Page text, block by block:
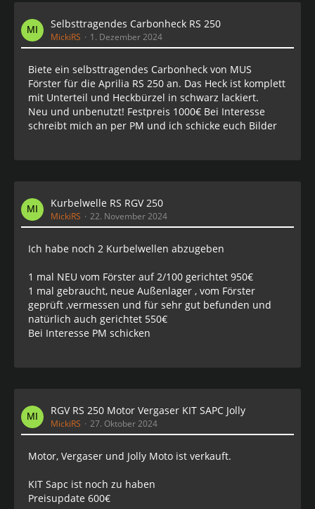
Selbsttragendes Carbonheck RS 250
MickiRS 1. Dezember 2024
Biete ein selbsttragendes Carbonheck von MUS
Förster für die Aprilia RS 250 an. Das Heck ist komplett
mit Unterteil und Heckbürzel in schwarz lackiert.
Neu und unbenutzt! Festpreis 1000€ Bei Interesse
schreibt mich an per PM und ich schicke euch Bilder
Kurbelwelle RS RGV 250
MickiRS 22. November 2024
Ich habe noch 2 Kurbelwellen abzugeben
1 mal NEU vom Förster auf 2/100 gerichtet 950€
1 mal gebraucht, neue Außenlager , vom Förster
geprüft ,vermessen und für sehr gut befunden und
natürlich auch gerichtet 550€
Bei Interesse PM schicken
RGV RS 250 Motor Vergaser KIT SAPC Jolly
MickiRS 27. Oktober 2024
Motor, Vergaser und Jolly Moto ist verkauft.
KIT Sapc ist noch zu haben
Preisupdate 600€